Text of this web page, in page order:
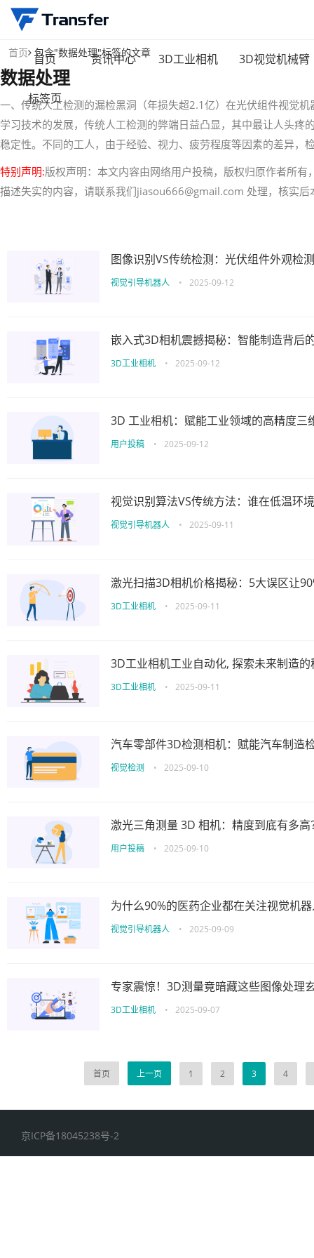
首页 资讯中心 3D工业相机 3D视觉机械臂
标签页
首页 包含"数据处理"标签的文章
数据处理
一、传统人工检测的漏检黑洞（年损失超2.1亿）在光伏组件视觉
学习技术的发展，传统人工检测的弊端日益凸显，其中最让人头
稳定性。不同的工人，由于经验、视力、疲劳程度等因素的差异
特别声明:版权声明：本文内容由网络用户投稿，版权归原作者所
描述失实的内容，请联系我们jiasou666@gmail.com 处理，核实
图像识别VS传统检测：光伏组件外观检
视觉引导机器人 • 2025-09-12
嵌入式3D相机震撼揭秘：智能制造背后
3D工业相机 • 2025-09-12
3D 工业相机：赋能工业领域的高精度三
用户投稿 • 2025-09-12
视觉识别算法VS传统方法：谁在低温环
视觉引导机器人 • 2025-09-11
激光扫描3D相机价格揭秘：5大误区让
3D工业相机 • 2025-09-11
3D工业相机工业自动化, 探索未来制造
3D工业相机 • 2025-09-11
汽车零部件3D检测相机：赋能汽车制造
视觉检测 • 2025-09-10
激光三角测量 3D 相机：精度到底有多
用户投稿 • 2025-09-10
为什么90%的医药企业都在关注视觉机
视觉引导机器人 • 2025-09-09
专家震惊！3D测量竟暗藏这些图像处理
3D工业相机 • 2025-09-07
首页 上一页 1 2 3 4
京ICP备18045238号-2